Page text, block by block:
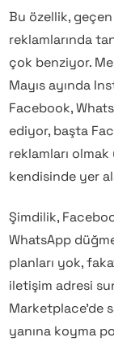
Bu özellik, geçen
reklamlarında
çok benziyor.
Mayıs ayında
Facebook,
ediyor, başta
reklamları olmak
kendisinde yer
Şimdilik,
WhatsApp
planları yok,
iletişim adresi
Marketplace’de
yanına koyma